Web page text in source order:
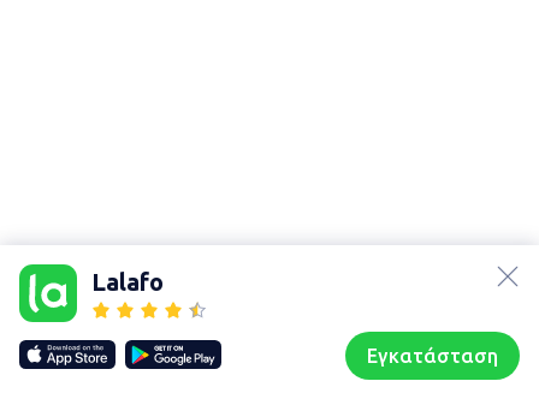
Lalafo
Εγκατάσταση
Our websites
lalafo.kg
lalafo.rs
lalafo.pl
Sitemap
Συζητήσεις Προφίλ